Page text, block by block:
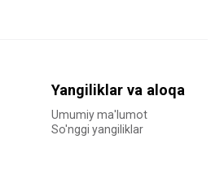
Yangiliklar va aloqa
Umumiy ma'lumot
So'nggi yangiliklar